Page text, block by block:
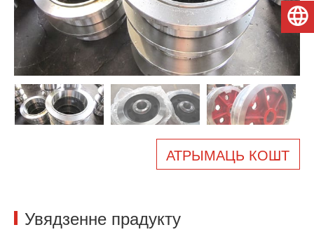
Запчасткі крана
Пра нас
Навіны
АТРЫМАЦЬ КОШТ
Увядзенне прадукту
Беларуская мова